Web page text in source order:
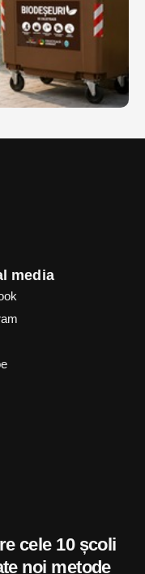
media
cele 10 școli
noi metode